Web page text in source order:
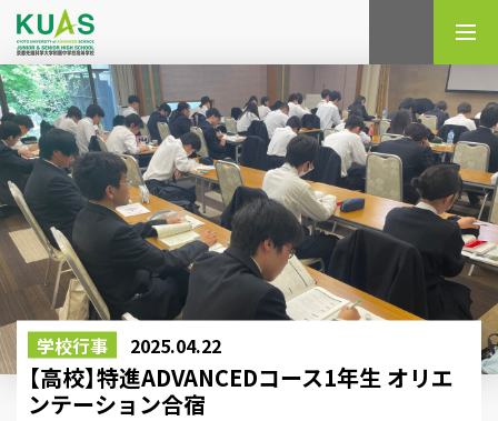
検索
学校行事 2025.04.22
【高校】特進ADVANCEDコース1年生 オリエ
ンテーション合宿